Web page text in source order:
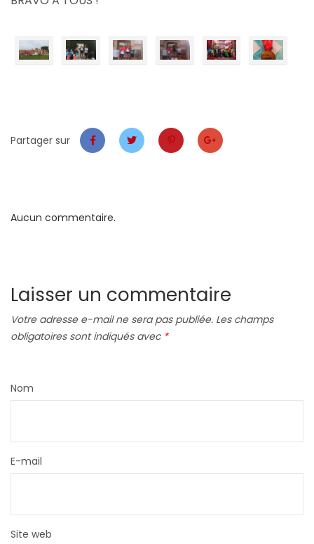
Partager sur
Aucun commentaire.
Laisser un commentaire
Votre adresse e-mail ne sera pas publiée. Les champs
obligatoires sont indiqués avec *
Nom
E-mail
Site web